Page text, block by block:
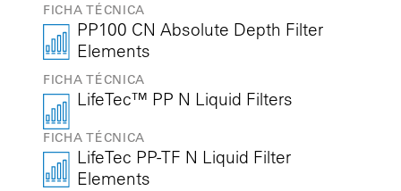
FICHA TÉCNICA
PP100 CN Absolute Depth Filter
Elements
FICHA TÉCNICA
LifeTec™ PP N Liquid Filters
FICHA TÉCNICA
LifeTec PP-TF N Liquid Filter
Elements